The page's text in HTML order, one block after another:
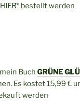
HIER* bestellt werden
Buch GRÜNE
Es kostet 15,99 €
werden